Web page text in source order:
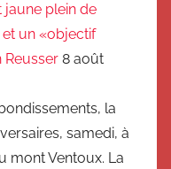
jaune plein de
un «objectif
8 août
la
samedi, à
mont Ventoux. La